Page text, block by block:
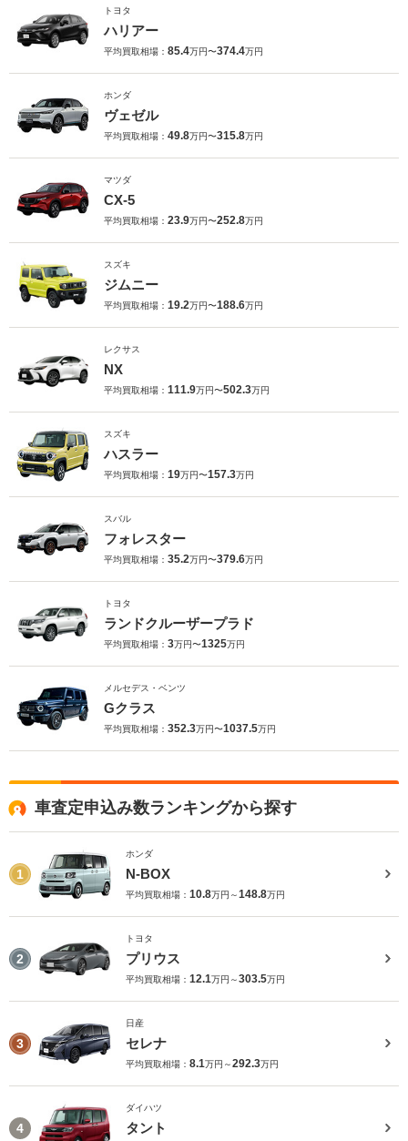
トヨタ
ハリアー
平均買取相場： 85.4万円〜374.4万円
ホンダ
ヴェゼル
平均買取相場： 49.8万円〜315.8万円
マツダ
CX-5
平均買取相場： 23.9万円〜252.8万円
スズキ
ジムニー
平均買取相場： 19.2万円〜188.6万円
レクサス
NX
平均買取相場： 111.9万円〜502.3万円
スズキ
ハスラー
平均買取相場： 19万円〜157.3万円
スバル
フォレスター
平均買取相場： 35.2万円〜379.6万円
トヨタ
ランドクルーザープラド
平均買取相場： 3万円〜1325万円
メルセデス・ベンツ
Gクラス
平均買取相場： 352.3万円〜1037.5万円
車査定申込み数ランキングから探す
1
ホンダ
N-BOX
平均買取相場： 10.8万円～148.8万円
2
トヨタ
プリウス
平均買取相場： 12.1万円～303.5万円
3
日産
セレナ
平均買取相場： 8.1万円～292.3万円
4
ダイハツ
タント